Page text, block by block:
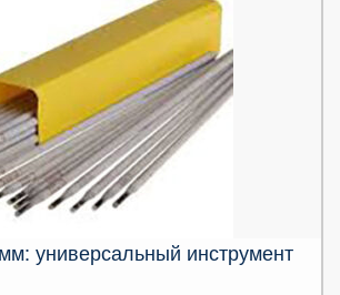
универсальный инструмент